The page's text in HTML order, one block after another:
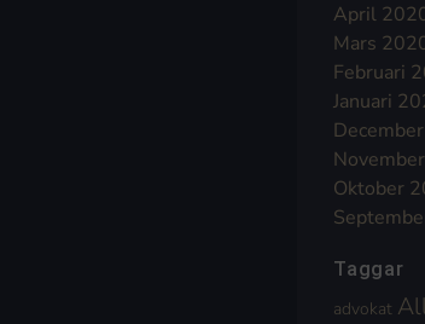
April
Mars
Februari
Januari
Oktober
Taggar
advokat